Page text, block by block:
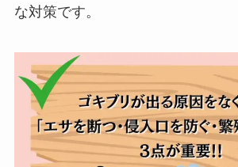
な対策です。